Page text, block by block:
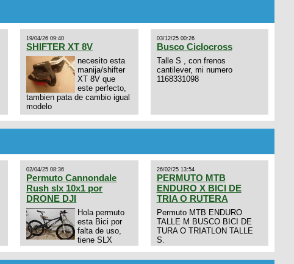
19/04/26 09:40
SHIFTER XT 8V
necesito esta
manija/shifter
XT 8V que
este perfecto,
tambien pata de cambio igual
modelo
03/12/25 00:26
Busco Ciclocross
Talle S , con frenos
cantilever, mi numero
1168331098
02/04/25 08:36
Permuto Cannondale
Rush slx 10x1 por
DRONE DJI
Hola permuto
esta Bici por
falta de uso,
tiene SLX
Horquilla Axon tope de gama
26/02/25 13:54
PERMUTO MTB
ENDURO X BICI DE
TRIA O RUTERA
Permuto MTB ENDURO
TALLE M BUSCO BICI DE
TURA O TRIATLON TALLE
S.